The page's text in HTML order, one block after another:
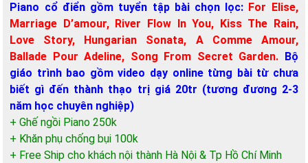
Piano cổ điển gồm tuyển tập bài chọn lọc: For Elise,
Marriage D’amour, River Flow In You, Kiss The Rain,
Love Story, Hungarian Sonata, A Comme Amour,
Ballade Pour Adeline, Song From Secret Garden. Bộ
giáo trình bao gồm video dạy online từng bài từ chưa
biết gì đến thành thạo trị giá 20tr (tương đương 2-3
năm học chuyên nghiệp)
+ Ghế ngồi Piano 250k
+ Khăn phụ chống bụi 100k
+ Free Ship cho khách nội thành Hà Nội & Tp Hồ Chí Minh